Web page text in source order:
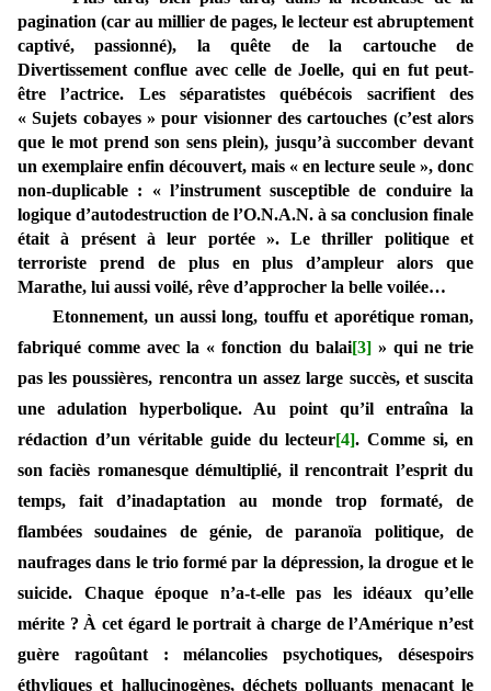
pagination (car au millier de pages, le lecteur est abruptement
captivé, passionné), la quête de la cartouche de
Divertissement conflue avec celle de Joelle, qui en fut peut-
être l’actrice. Les séparatistes québécois sacrifient des
« Sujets cobayes » pour visionner des cartouches (c’est alors
que le mot prend son sens plein), jusqu’à succomber devant
un exemplaire enfin découvert, mais « en lecture seule », donc
non-duplicable : « l’instrument susceptible de conduire la
logique d’autodestruction de l’O.N.A.N. à sa conclusion finale
était à présent à leur portée ». Le thriller politique et
terroriste prend de plus en plus d’ampleur alors que
Marathe, lui aussi voilé, rêve d’approcher la belle voilée…
Etonnement, un aussi long, touffu et aporétique roman,
fabriqué comme avec la « fonction du balai[3] » qui ne trie
pas les poussières, rencontra un assez large succès, et suscita
une adulation hyperbolique. Au point qu’il entraîna la
rédaction d’un véritable guide du lecteur[4]. Comme si, en
son faciès romanesque démultiplié, il rencontrait l’esprit du
temps, fait d’inadaptation au monde trop formaté, de
flambées soudaines de génie, de paranoïa politique, de
naufrages dans le trio formé par la dépression, la drogue et le
suicide. Chaque époque n’a-t-elle pas les idéaux qu’elle
mérite ? À cet égard le portrait à charge de l’Amérique n’est
guère ragoûtant : mélancolies psychotiques, désespoirs
éthyliques et hallucinogènes, déchets polluants menaçant le